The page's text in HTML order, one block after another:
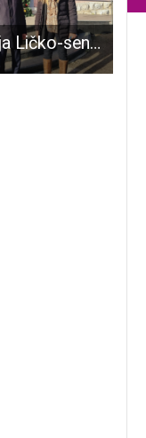
Suradnja Ličko-senjske i Karlovačke županije